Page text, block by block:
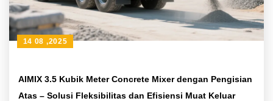
AIMIX 3.5 Kubik Meter Concrete Mixer dengan Pengisian
Atas – Solusi Fleksibilitas dan Efisiensi Muat Keluar
14 08 ,2025